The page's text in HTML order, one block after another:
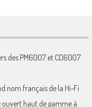
des PM6007 et CD6007
nom français de la Hi-Fi
ouvert haut de gamme à